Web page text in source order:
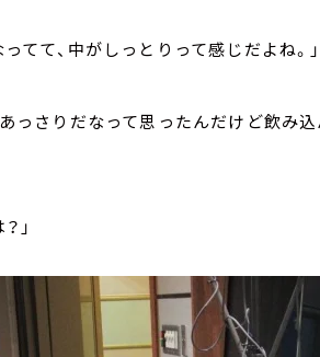
てて、中がしっとりって感じだよね。」
あっさりだなって思ったんだけど飲み
」